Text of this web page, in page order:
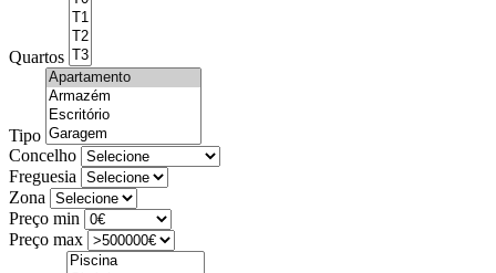
Quartos
Tipo
Concelho
Freguesia
Zona
Preço min
Preço max